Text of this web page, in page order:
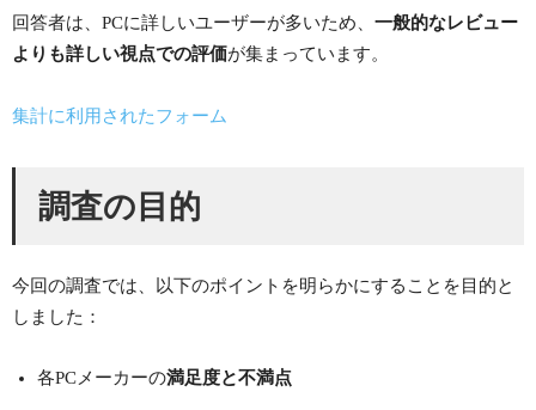
回答者は、PCに詳しいユーザーが多いため、 一般的なレビュー
よりも詳しい視点での評価が集まっています。
集計に利用されたフォーム
調査の目的
今回の調査では、以下のポイントを明らかにすることを目的と
しました：
各PCメーカーの満足度と不満点